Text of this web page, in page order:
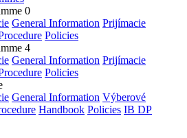
0
General Information Prijímacie
Policies
4
General Information Prijímacie
Policies
General Information Výberové
Handbook Policies IB DP